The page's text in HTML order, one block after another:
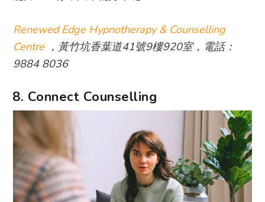
Renewed Edge Hypnotherapy & Counselling
Centre ，黃竹坑香葉道41號9樓920室，電話：
9884 8036
8. Connect Counselling